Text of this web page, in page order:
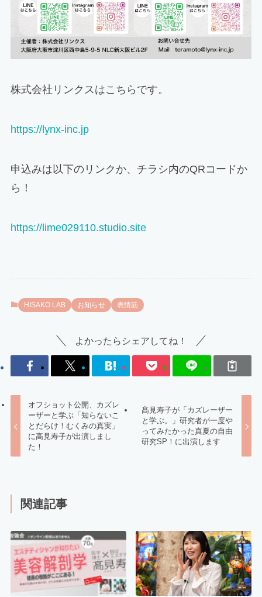
株式会社リンクスはこちらです。
https://lynx-inc.jp
申込みは以下のリンクか、チラシ内のQRコードか
ら！
https://lime029110.studio.site
HISAKO LAB お知らせ 表情筋
よかったらシェアしてね！
オフショット公開、カズレ
ーザーと学ぶ「知らないこ
とだらけ！むくみの真実」
に高見寿子が出演しまし
た！
髙見寿子が「カズレーザー
と学ぶ。」研究者が一度や
ってみたかった真夏の自由
研究SP！に出演します
関連記事